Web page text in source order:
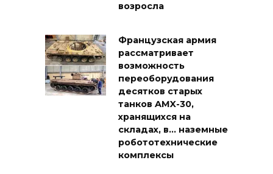
возросла
Французская армия
рассматривает
возможность
переоборудования
десятков старых
танков AMX-30,
хранящихся на
складах, в… наземные
робототехнические
комплексы